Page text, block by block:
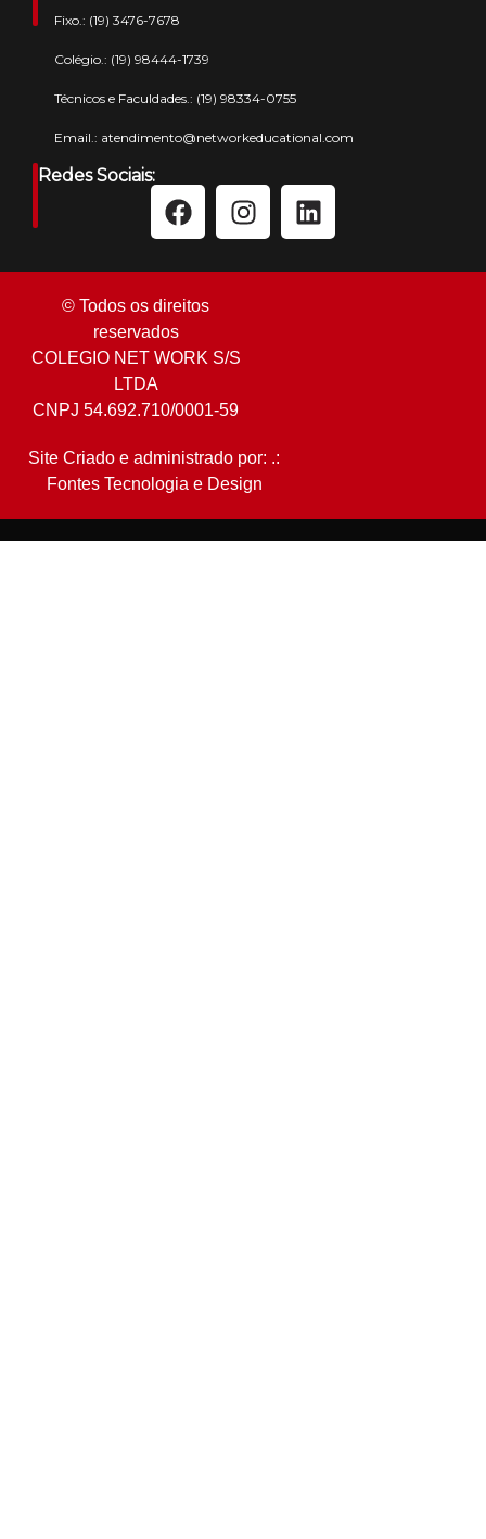
Fixo.: (19) 3476-7678
Colégio.: (19) 98444-1739
Técnicos e Faculdades.: (19) 98334-0755
Email.: atendimento@networkeducational.com
Redes Sociais:
© Todos os direitos
reservados
COLEGIO NET WORK S/S
LTDA
CNPJ 54.692.710/0001-59
Site Criado e administrado por: .:
Fontes Tecnologia e Design